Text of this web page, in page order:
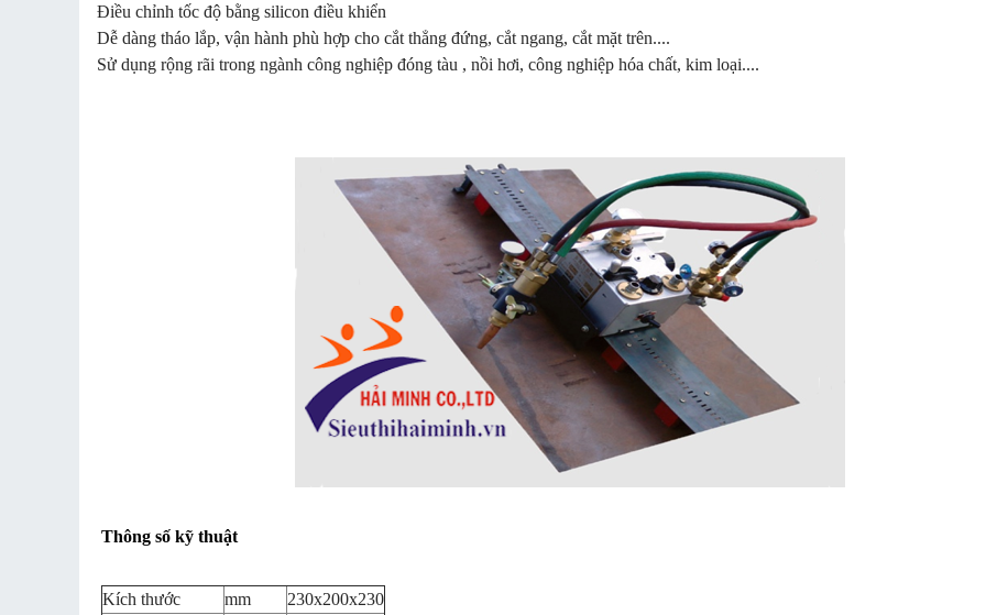
Điều chỉnh tốc độ bằng silicon điều khiển
Dễ dàng tháo lắp, vận hành phù hợp cho cắt thẳng đứng, cắt ngang, cắt mặt trên....
Sử dụng rộng rãi trong ngành công nghiệp đóng tàu , nồi hơi, công nghiệp hóa chất, kim loại....
Thông số kỹ thuật
Kích thước mm
230x200x230